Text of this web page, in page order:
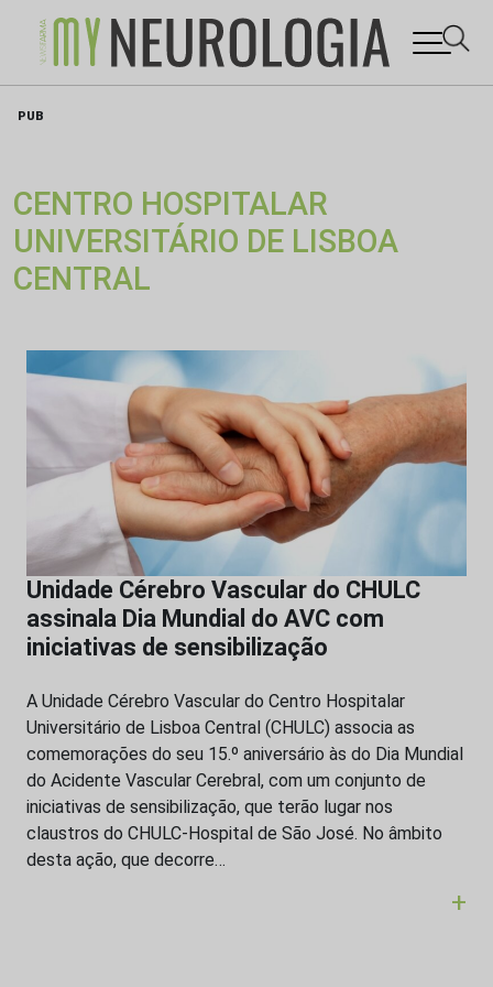
PUB
CENTRO HOSPITALAR
UNIVERSITÁRIO DE LISBOA
CENTRAL
Unidade Cérebro Vascular do CHULC
assinala Dia Mundial do AVC com
iniciativas de sensibilização
A Unidade Cérebro Vascular do Centro Hospitalar
Universitário de Lisboa Central (CHULC) associa as
comemorações do seu 15.º aniversário às do Dia Mundial
do Acidente Vascular Cerebral, com um conjunto de
iniciativas de sensibilização, que terão lugar nos
claustros do CHULC-Hospital de São José. No âmbito
desta ação, que decorre…
+